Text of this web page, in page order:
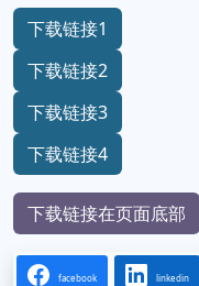
下载链接1
下载链接2
下载链接3
下载链接4
下载链接在页面底部
facebook linkedin